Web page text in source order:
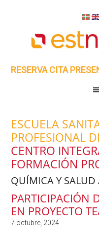
secundario
RESERVA CITA
ESCUELA
PROFESIONAL
CENTRO
FORMACIÓN
QUÍMICA Y
PARTICIPACIÓN
EN PROYECTO